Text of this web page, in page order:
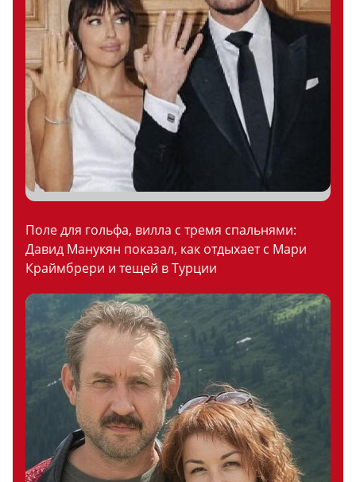
Поле для гольфа, вилла с тремя спальнями:
Давид Манукян показал, как отдыхает с Мари
Краймбрери и тещей в Турции